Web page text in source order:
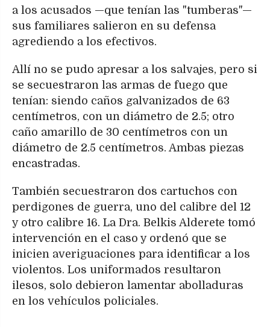
a los acusados —que tenían las "tumberas"—
sus familiares salieron en su defensa
agrediendo a los efectivos.
Allí no se pudo apresar a los salvajes, pero si
se secuestraron las armas de fuego que
tenían: siendo caños galvanizados de 63
centímetros, con un diámetro de 2.5; otro
caño amarillo de 30 centímetros con un
diámetro de 2.5 centímetros. Ambas piezas
encastradas.
También secuestraron dos cartuchos con
perdigones de guerra, uno del calibre del 12
y otro calibre 16. La Dra. Belkis Alderete tomó
intervención en el caso y ordenó que se
inicien averiguaciones para identificar a los
violentos. Los uniformados resultaron
ilesos, solo debieron lamentar abolladuras
en los vehículos policiales.